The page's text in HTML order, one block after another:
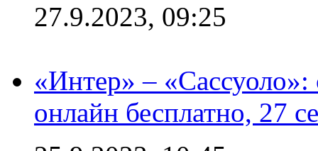
27.9.2023, 09:25
«Интер» –
онлайн бесплатно, 27